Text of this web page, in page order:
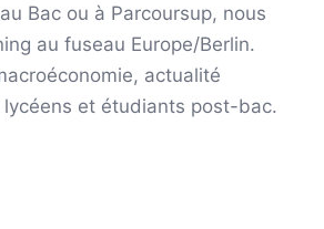
Bac ou à Parcoursup, nous
au fuseau Europe/Berlin.
actualité
lycéens et étudiants post-bac.